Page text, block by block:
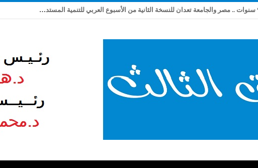
ربيع شاهين يكتب: بعد تعثر ٩ سنوات .. مصر والجامعة تعدان للنسخة الثانية من الأسبوع العربي للتنمية المستدامة